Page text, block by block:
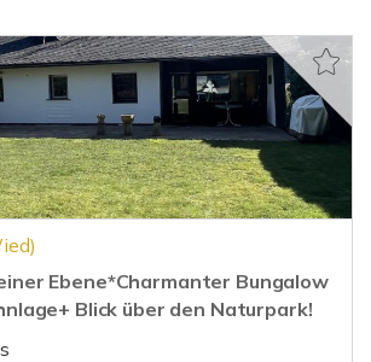
Ebene*Charmanter Bungalow
Blick über den Naturpark!